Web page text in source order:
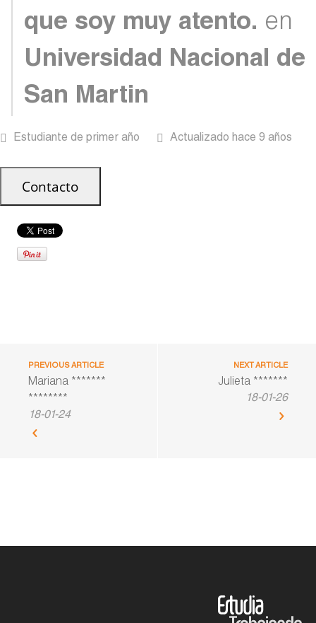
que soy muy atento. en
Universidad Nacional de
San Martin
Estudiante de primer año Actualizado hace 9 años
PREVIOUS ARTICLE
Mariana *******
********
18-01-24
NEXT ARTICLE
Julieta *******
18-01-26